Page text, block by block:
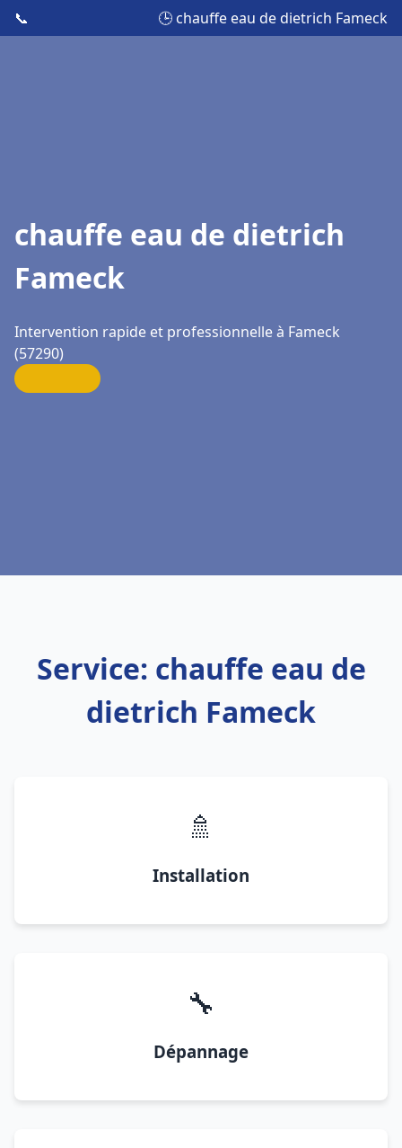
📞 🕒 chauffe eau de dietrich Fameck
chauffe eau de dietrich
Fameck
Intervention rapide et professionnelle à Fameck
(57290)
Service: chauffe eau de
dietrich Fameck
🚿
Installation
🔧
Dépannage